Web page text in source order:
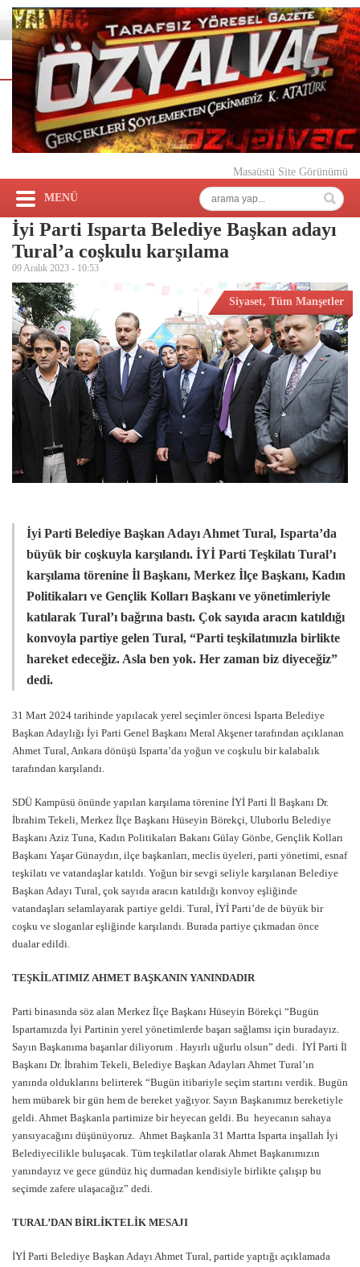
Masaüstü Site Görünümü
MENÜ
İyi Parti Isparta Belediye Başkan adayı
Tural’a coşkulu karşılama
09 Aralık 2023 - 10:53
Siyaset, Tüm Manşetler
İyi Parti Belediye Başkan Adayı Ahmet Tural, Isparta’da
büyük bir coşkuyla karşılandı. İYİ Parti Teşkilatı Tural’ı
karşılama törenine İl Başkanı, Merkez İlçe Başkanı, Kadın
Politikaları ve Gençlik Kolları Başkanı ve yönetimleriyle
katılarak Tural’ı bağrına bastı. Çok sayıda aracın katıldığı
konvoyla partiye gelen Tural, “Parti teşkilatımızla birlikte
hareket edeceğiz. Asla ben yok. Her zaman biz diyeceğiz”
dedi.
31 Mart 2024 tarihinde yapılacak yerel seçimler öncesi Isparta Belediye
Başkan Adaylığı İyi Parti Genel Başkanı Meral Akşener tarafından açıklanan
Ahmet Tural, Ankara dönüşü Isparta’da yoğun ve coşkulu bir kalabalık
tarafından karşılandı.
SDÜ Kampüsü önünde yapılan karşılama törenine İYİ Parti İl Başkanı Dr.
İbrahim Tekeli, Merkez İlçe Başkanı Hüseyin Börekçi, Uluborlu Belediye
Başkanı Aziz Tuna, Kadın Politikaları Bakanı Gülay Gönbe, Gençlik Kolları
Başkanı Yaşar Günaydın, ilçe başkanları, meclis üyeleri, parti yönetimi, esnaf
teşkilatı ve vatandaşlar katıldı. Yoğun bir sevgi seliyle karşılanan Belediye
Başkan Adayı Tural, çok sayıda aracın katıldığı konvoy eşliğinde
vatandaşları selamlayarak partiye geldi. Tural, İYİ Parti’de de büyük bir
coşku ve sloganlar eşliğinde karşılandı. Burada partiye çıkmadan önce
dualar edildi.
TEŞKİLATIMIZ AHMET BAŞKANIN YANINDADIR
Parti binasında söz alan Merkez İlçe Başkanı Hüseyin Börekçi “Bugün
Ispartamızda İyi Partinin yerel yönetimlerde başarı sağlamsı için buradayız.
Sayın Başkanıma başarılar diliyorum . Hayırlı uğurlu olsun” dedi. İYİ Parti İl
Başkanı Dr. İbrahim Tekeli, Belediye Başkan Adayları Ahmet Tural’ın
yanında olduklarını belirterek “Bugün itibariyle seçim startını verdik. Bugün
hem mübarek bir gün hem de bereket yağıyor. Sayın Başkanımız bereketiyle
geldi. Ahmet Başkanla partimize bir heyecan geldi. Bu heyecanın sahaya
yansıyacağını düşünüyoruz. Ahmet Başkanla 31 Martta Isparta inşallah İyi
Belediyecilikle buluşacak. Tüm teşkilatlar olarak Ahmet Başkanımızın
yanındayız ve gece gündüz hiç durmadan kendisiyle birlikte çalışıp bu
seçimde zafere ulaşacağız” dedi.
TURAL’DAN BİRLİKTELİK MESAJI
İYİ Parti Belediye Başkan Adayı Ahmet Tural, partide yaptığı açıklamada